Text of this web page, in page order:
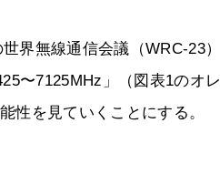
界無線通信会議（WRC-23）
〜7125MHz」（図表1のオレ
性を見ていくことにする。